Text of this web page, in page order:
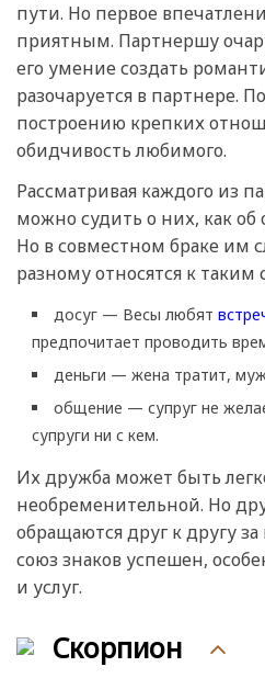
пути. Но первое
приятным. Партнершу
его умение создать
разочаруется в партнере.
построению крепких
обидчивость любимого.
Рассматривая каждого из
можно судить о них, как
Но в совместном браке им
разному относятся к
досуг — Весы любят
предпочитает проводить
деньги — жена тратит,
общение — супруг не
супруги ни с кем.
Их дружба может быть
необременительной. Но
обращаются друг к другу
союз знаков успешен,
и услуг.
Скорпион